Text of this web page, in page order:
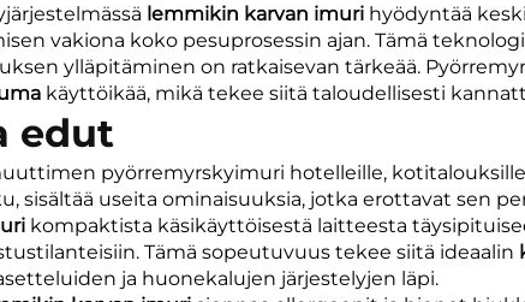
lemmikin karvan imuri hyödyntää
vakiona koko pesuprosessin ajan. Tämä
ylläpitäminen on ratkaisevan tärkeää.
käyttöikää, mikä tekee siitä taloudellisesti
edut
pyörremyrskyimuri hotelleille,
sisältää useita ominaisuuksia, jotka erottavat sen
kompaktista käsikäyttöisestä laitteesta
Tämä sopeutuvuus tekee siitä ideaalin
ja huonekalujen järjestelyjen läpi.